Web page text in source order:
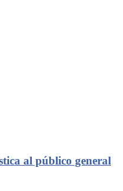
al público general